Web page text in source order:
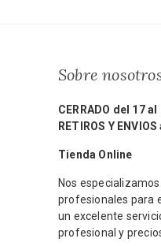
Sobre
CERRADO del 17
RETIROS Y
Tienda Online
Nos
profesionales para
un excelente
profesional y